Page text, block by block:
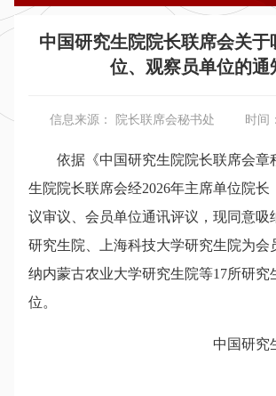
中国研究生院院长联席会关于
位、观察员单位的通
信息来源： 院长联席会秘书处 时间
依据《中国研究生院院长联席会章
生院院长联席会经2026年主席单位院长
议审议、会员单位通讯评议，现同意吸
研究生院、上海科技大学研究生院为会
纳内蒙古农业大学研究生院等17所研究
位。
中国研究